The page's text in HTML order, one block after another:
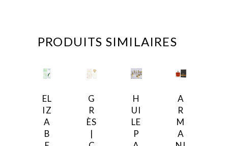
PRODUITS SIMILAIRES
EL
IZ
A
B
G
R
ÈS
|
H
UI
LE
P
A
R
M
A